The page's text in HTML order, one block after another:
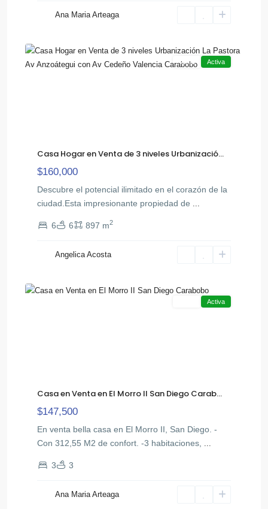
Ana Maria Arteaga
Centro,
Venta Activa
Casa Hogar en Venta de 3 niveles Urbanizació...
$160,000
Descubre el potencial ilimitado en el corazón de la
ciudad.Esta impresionante propiedad de
6 6 897 m2
Angelica Acosta
Morro
Activa
Casa en Venta en El Morro II San Diego Carab...
$147,500
En venta bella casa en El Morro II, San Diego. -
Con 312,55 M2 de confort. -3 habitaciones,
3 3
Ana Maria Arteaga